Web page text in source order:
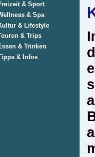
& Sport
& Spa
& Lifestyle
& Trips
& Trinken
& Infos